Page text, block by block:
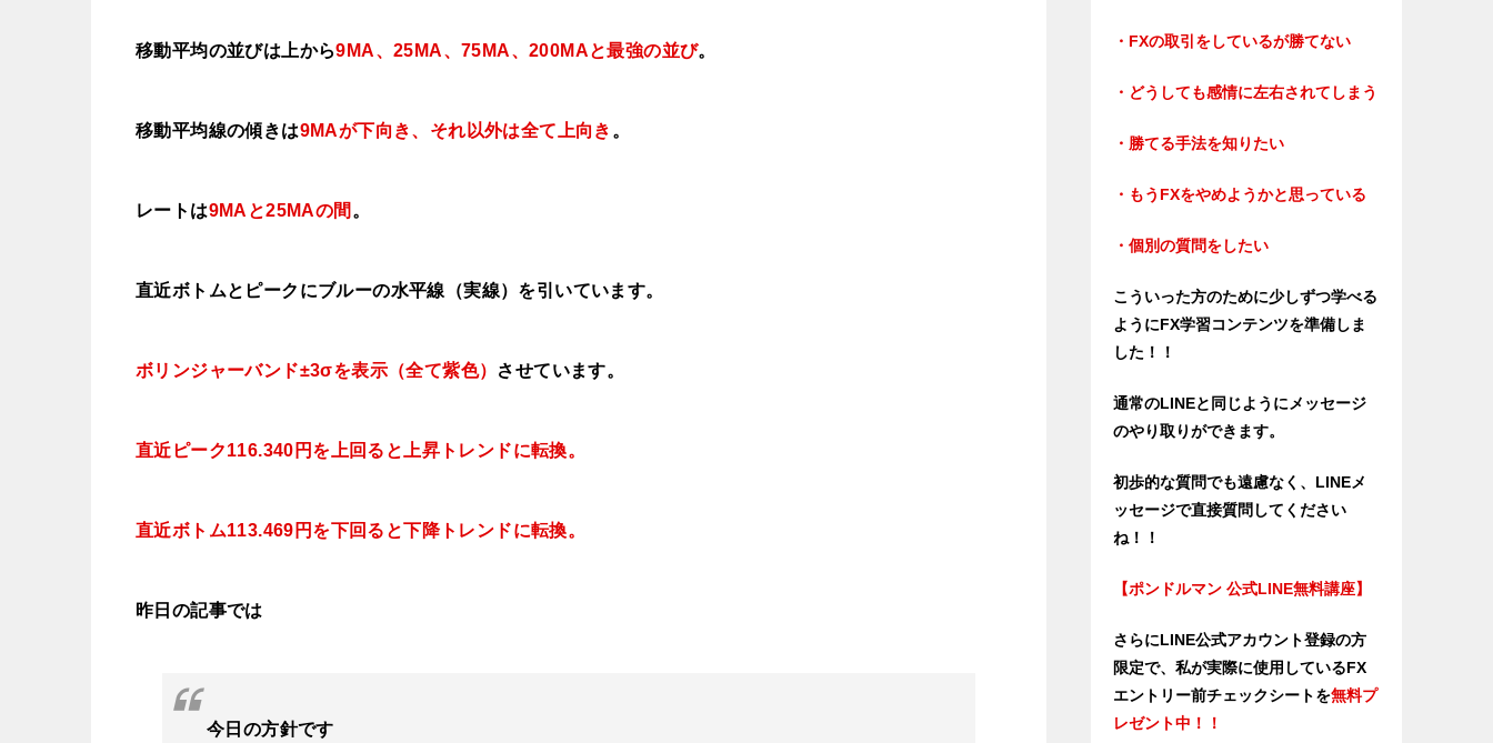
移動平均の並びは上から9MA、25MA、75MA、200MAと最強の並び。
移動平均線の傾きは9MAが下向き、それ以外は全て上向き 。
レートは9MAと25MAの間 。
直近ボトムとピークにブルーの水平線（実線）を引いています。
ボリンジャーバンド±3σを表示（全て紫色） させています。
直近ピーク116.340円を上回ると上昇トレンドに転換。
直近ボトム113.469円を下回ると下降トレンドに転換。
昨日の記事では
今日 の方針です
・FXの取引をしているが勝てない
・どうしても感情に左右されてしまう
・勝てる手法を知りたい
・もうFXをやめようかと思っている
・個別の質問をしたい
こういった方のために少しずつ学べる
ようにFX学習コンテンツを準備しま
した！！
通常のLINEと同じようにメッセージ
のやり取りができます。
初歩的な質問でも遠慮なく、LINEメ
ッセージで直接質問してください
ね！！
【ポンドルマン 公式LINE無料講座】
さらにLINE公式アカウント登録の方
限定で、私が実際に使用しているFX
エントリー前チェックシートを無料プ
レゼント中！！